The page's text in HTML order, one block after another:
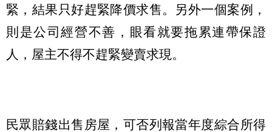
緊，結果只好趕緊降價求售。另外一個案例，
則是公司經營不善，眼看就要拖累連帶保證
人，屋主不得不趕緊變賣求現。
民眾賠錢出售房屋，可否列報當年度綜合所得